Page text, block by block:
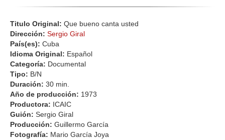
Titulo Original: Que bueno canta usted
Dirección: Sergio Giral
País(es): Cuba
Idioma Original: Español
Categoría: Documental
Tipo: B/N
Duración: 30 min.
Año de producción: 1973
Productora: ICAIC
Guión: Sergio Giral
Producción: Guillermo García
Fotografía: Mario García Joya